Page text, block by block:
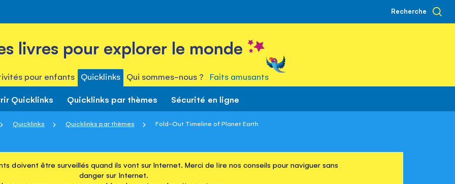
Recherche
livres pour explorer le monde
pour enfants Quicklinks Qui sommes-nous ? Faits amusants
Quicklinks Quicklinks par thèmes Sécurité en ligne
Quicklinks Quicklinks par thèmes Fold-Out Timeline of Planet Earth
doivent être surveillés quand ils vont sur Internet. Merci de lire nos conseils pour naviguer sans
danger sur Internet.